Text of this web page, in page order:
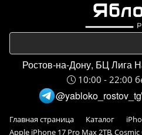
Ростов-на-Дону, БЦ Лига
10:00 - 22:00
@yabloko_rostov_tg
Главная страница Каталог
Apple iPhone 17 Pro Max 2TB,